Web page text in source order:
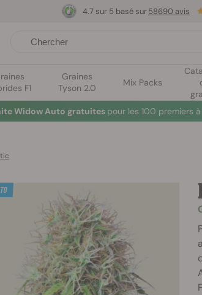
F1
Graines
Tyson 2.0
Mix Packs
4.7 sur 5 basé sur58690 avis
Widow Auto gratuites pour les 100 premiers